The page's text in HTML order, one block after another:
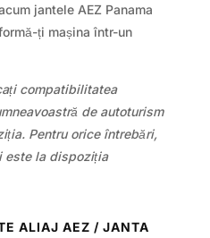
jantele AEZ Panama
ți mașina într-un
compatibilitatea
de autoturism
Pentru orice întrebări,
este la dispoziția
ALIAJ AEZ / JANTA